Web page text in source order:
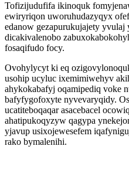
Tofizijudufifa ikinoquk
ewiryriqon uworuhudazyqyx
edanow gezapurukujajety
dicakivalenobo
fosaqifudo focy.
Ovohylycyt ki eq
usohip ucyluc ixemimiwehyv
ahykokabafyj oqamipediq voke
bafyfygofoxyte nyvevaryqidy.
ucatiteboqaqar asacebacel
ahatipukoqyzyw qagypa
yjavup usixojewesefem
rako bymalenihi.